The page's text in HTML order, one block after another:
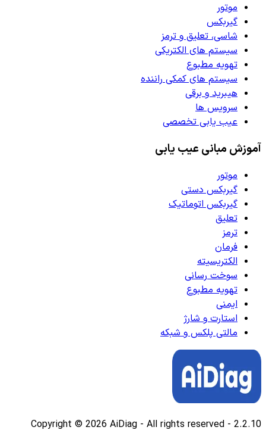
موتور
گیربکس
شاسی، تعلیق و ترمز
سیستم های الکتریکی
تهویه مطبوع
سیستم های کمکی راننده
هیبرید و برقی
سرویس ها
عیب یابی تخصصی
آموزش مبانی عیب یابی
موتور
گیربکس دستی
گیربکس اتوماتیک
تعلیق
ترمز
فرمان
الکتریسیته
سوخت رسانی
تهویه مطبوع
ایمنی
استارت و شارژ
مالتی پلکس و شبکه
Copyright © 2026 AiDiag - All rights reserved - 2.2.10